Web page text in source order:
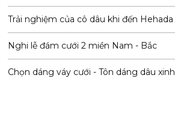
Trải nghiệm của cô dâu khi đến Hehada
Nghi lễ đám cưới 2 miền Nam - Bắc
Chọn dáng váy cưới - Tôn dáng dâu xinh